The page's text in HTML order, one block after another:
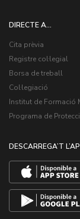
DIRECTE A...
Cita prèvia
Registre col·legial
Borsa de treball
Col·legiació
Institut de Formació
Programa de
DESCARREGA’T